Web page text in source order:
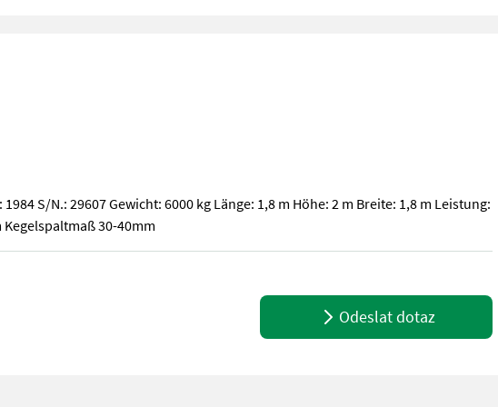
S/N.: 29607 Gewicht: 6000 kg Länge: 1,8 m Höhe: 2 m Breite: 1,8 m Leistung:
30-40mm
S/N.: 29607 Gewicht: 6000 kg Länge: 1,8 m Höhe: 2 m Breite: 1,8 m
Odeslat dotaz